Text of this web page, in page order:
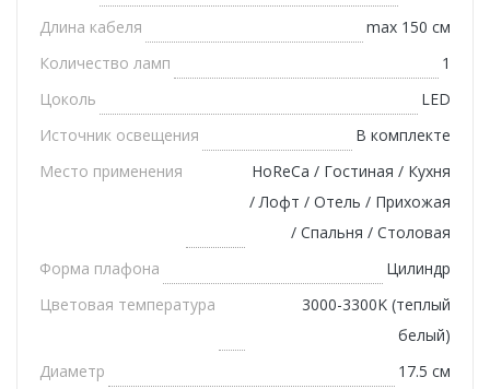
Длина кабеля
max 150 см
Количество ламп
1
Цоколь
LED
Источник освещения
В комплекте
Место применения
HoReCa / Гостиная / Кухня
/ Лофт / Отель / Прихожая
/ Спальня / Столовая
Форма плафона
Цилиндр
Цветовая температура
3000-3300K (теплый
белый)
Диаметр
17.5 см